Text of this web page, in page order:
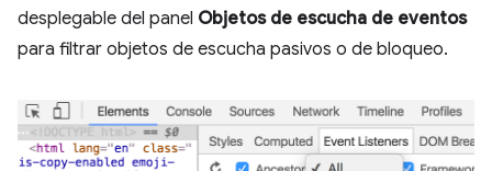
desplegable del panel Objetos de escucha de eventos
para filtrar objetos de escucha pasivos o de bloqueo.